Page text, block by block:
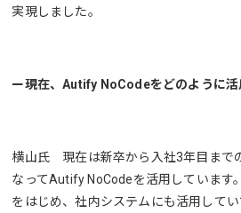
実現しました。
ー現在、Autify NoCodeをどのように
横山氏 現在は新卒から入社3年目まで
なってAutify NoCodeを活用しています
をはじめ、社内システムにも活用して